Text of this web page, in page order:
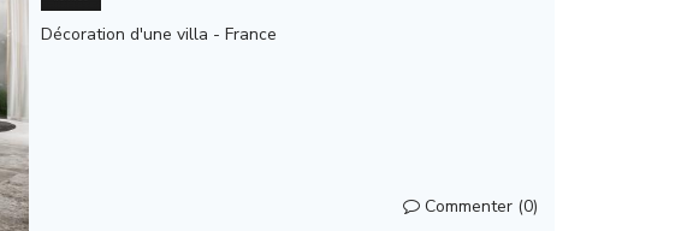
Décoration d'une villa - France
Commenter (0)